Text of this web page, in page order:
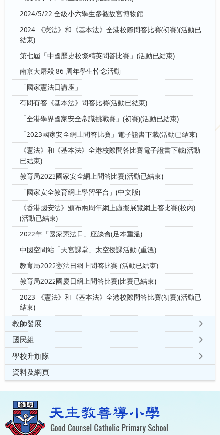
2024/5/22 全級小六學生參觀故宮博物館
2024 《憲法》和《基本法》全港校際問答比賽(初賽)(活動已
結束)
第七屆「中國歷史校際精英問答比賽」(活動已結束)
南京大屠殺 86 周年學生悼念活動
「國家憲法日講座」
有問有答《基本法》問答比賽(活動已結束)
「全港學界國家安全常識挑戰賽」(初賽)(活動已結束)
「2023國家安全網上問答比賽」電子證書下載(活動已結束)
《憲法》和《基本法》全港校際問答比賽電子證書下載(活動
已結束)
教育局2023國家安全網上問答比賽(活動已結束)
「國家安全教育網上學習平台」(中文版)
《香港國安法》頒布兩周年網上虛擬展覽網上答比賽(校內)
(活動已結束)
2022年「國家憲法日」座談會(足本重溫)
中國空間站「天宮課堂」太空授課活動 (重溫)
教育局2022憲法日網上問答比賽 (活動已結束)
教育局2022國慶日網上問答比賽(比賽已結束)
2023 《憲法》和《基本法》全港校際問答比賽(初賽)(活動已
結束)
教師發展
國民組
學校升旗隊
資料及網頁